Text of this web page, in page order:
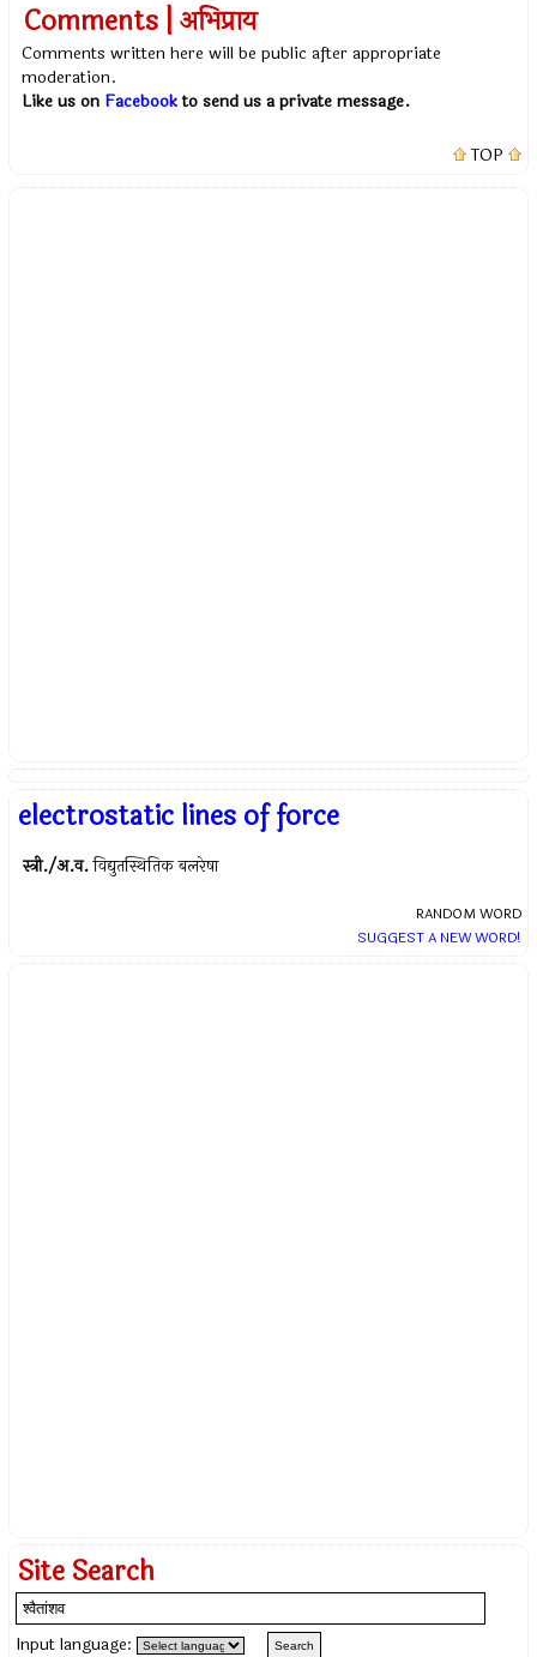
Comments | अभिप्राय
Comments written here will be public after appropriate
moderation.
Like us on Facebookto send us a private message.
TOP
electrostatic lines of force
स्त्री./अ.व. विद्युतस्थितिक बलरेषा
RANDOM WORD
SUGGEST A NEW WORD!
Site Search
Input language: